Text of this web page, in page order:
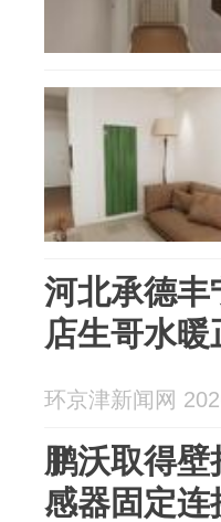
河北承德丰
店生哥水暖
环京津新闻网
鹏沃取得
感器固定连